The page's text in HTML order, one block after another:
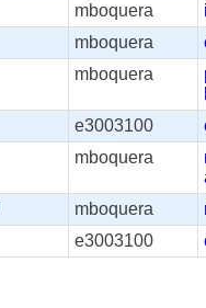
mboquera
mboquera
mboquera
e3003100
mboquera
mboquera
e3003100